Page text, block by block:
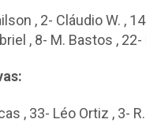
, 2- Cláudio W. ,
, 8- M. Bastos ,
, 33- Léo Ortiz , 3-